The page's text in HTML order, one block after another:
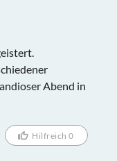
Abend in
Hilfreich 0